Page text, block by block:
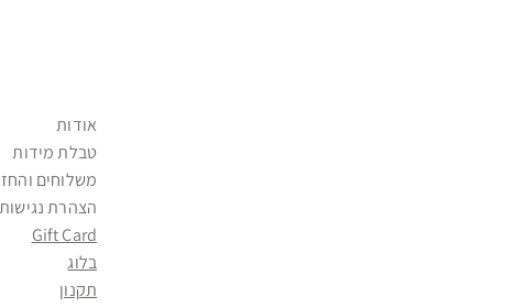
אודות
טבלת מידות
משלוחים
הצהרת נגישות
Gift Card
בלוג
תקנון